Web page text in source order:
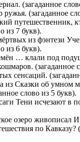
(загаданное
ружья. (загаданное
путешественник,
из 7 букв).
из фэнтези
из 6 букв).
… клали под
(загаданное
сенсаций.
из Сказки об умном
слово из 5 букв).
Тени исчезают в
озеро живописал
по Кавказу?